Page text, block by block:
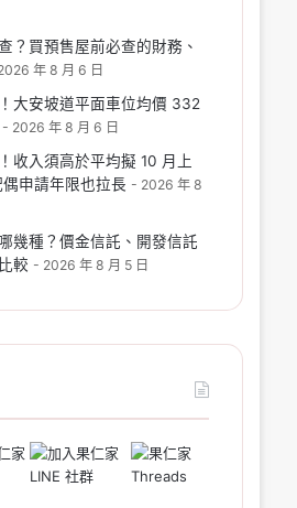
？買預售屋前必查的財務、
年 8 月 6 日
大安坡道平面車位均價 332
2026 年 8 月 6 日
收入須高於平均擬 10 月上
申請年限也拉長
2026 年 8
幾種？價金信託、開發信託
較
2026 年 8 月 5 日